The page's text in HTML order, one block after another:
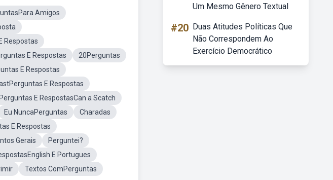
Amigos
Respostas
E Respostas
20Perguntas
E Respostas
E Respostas
Perguntas E RespostasCan a Scatch
Eu NuncaPerguntas
Charadas
E Respostas
Gerais
Perguntei?
E Portugues
Textos ComPerguntas
Um Mesmo Gênero Textual
#20 Duas Atitudes Políticas Que
Não Correspondem Ao
Exercício Democrático